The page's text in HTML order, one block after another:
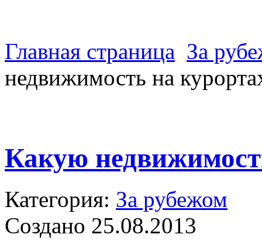
Главная страница За
недвижимость на
Какую
Категория: За рубежом
Создано 25.08.2013